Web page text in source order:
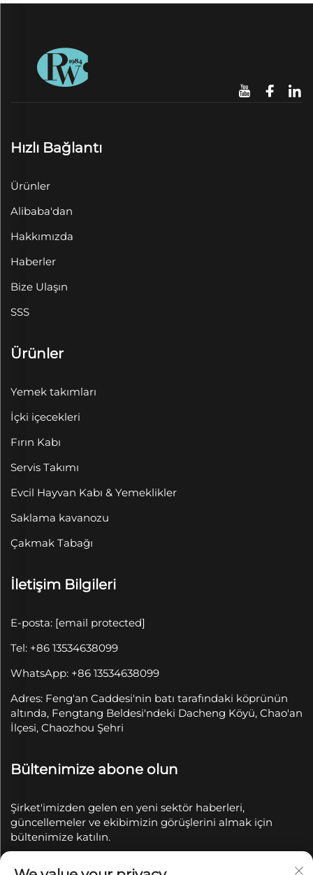
Hızlı Bağlantı
Ürünler
Alibaba'dan
Hakkımızda
Haberler
Bize Ulaşın
SSS
Ürünler
Yemek takımları
İçki içecekleri
Fırın Kabı
Servis Takımı
Evcil Hayvan Kabı & Yemeklikler
Saklama kavanozu
Çakmak Tabağı
İletişim Bilgileri
E-posta: [email protected]
Tel: +86 13534638099
WhatsApp: +86 13534638099
Adres: Feng'an Caddesi'nin batı tarafındaki köprünün
altında, Fengtang Beldesi'ndeki Dacheng Köyü, Chao'an
İlçesi, Chaozhou Şehri
Bültenimize abone olun
Şirket'imizden gelen en yeni sektör haberleri,
güncellemeler ve ekibimizin görüşlerini almak için
bültenimize katılın.